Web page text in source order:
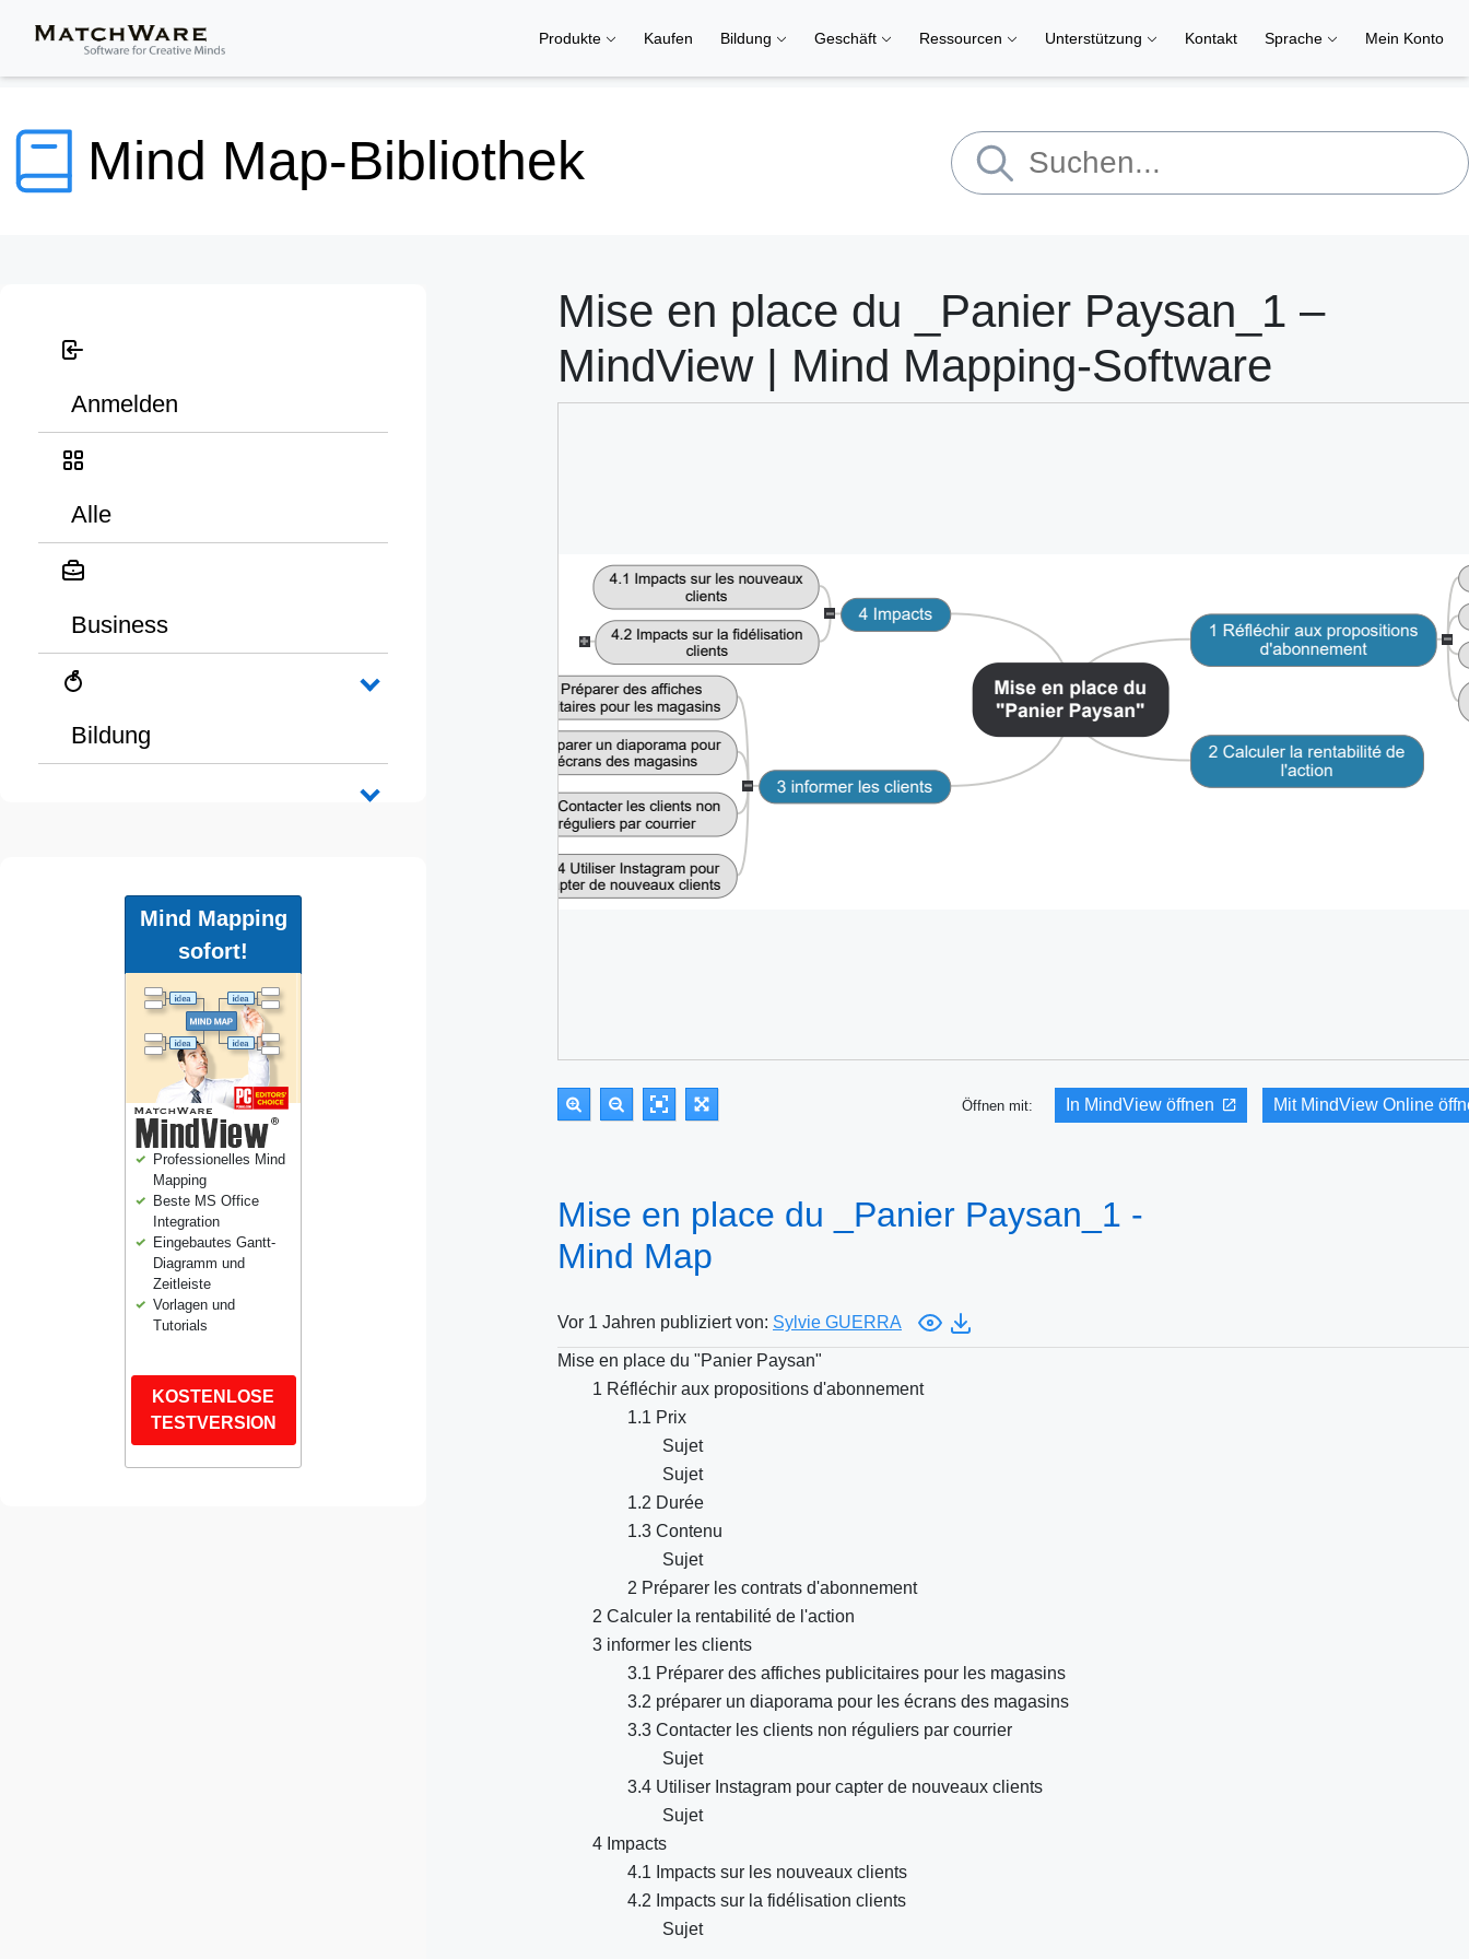
Produkte Kaufen Bildung Geschäft Ressourcen Unterstützung Kontakt Sprache Mein Konto
Mind Map-Bibliothek
Anmelden
Alle
Business
Bildung
Mind Mapping
sofort!
Professionelles Mind
Mapping
Beste MS Office
Integration
Eingebautes Gantt-
Diagramm und
Zeitleiste
Vorlagen und
Tutorials
KOSTENLOSE
TESTVERSION
Mise en place du _Panier Paysan_1 –
MindView | Mind Mapping-Software
Öffnen mit: In MindView öffnen Mit MindView Online
Mise en place du _Panier Paysan_1 -
Mind Map
Vor 1 Jahren publiziert von: Sylvie GUERRA
Mise en place du "Panier Paysan"
1 Réfléchir aux propositions d'abonnement
1.1 Prix
Sujet
Sujet
1.2 Durée
1.3 Contenu
Sujet
2 Préparer les contrats d'abonnement
2 Calculer la rentabilité de l'action
3 informer les clients
3.1 Préparer des affiches publicitaires pour les magasins
3.2 préparer un diaporama pour les écrans des magasins
3.3 Contacter les clients non réguliers par courrier
Sujet
3.4 Utiliser Instagram pour capter de nouveaux clients
Sujet
4 Impacts
4.1 Impacts sur les nouveaux clients
4.2 Impacts sur la fidélisation clients
Sujet